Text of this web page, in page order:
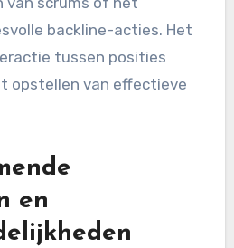
backline-acties. Het
tussen posities
opstellen van effectieve
en